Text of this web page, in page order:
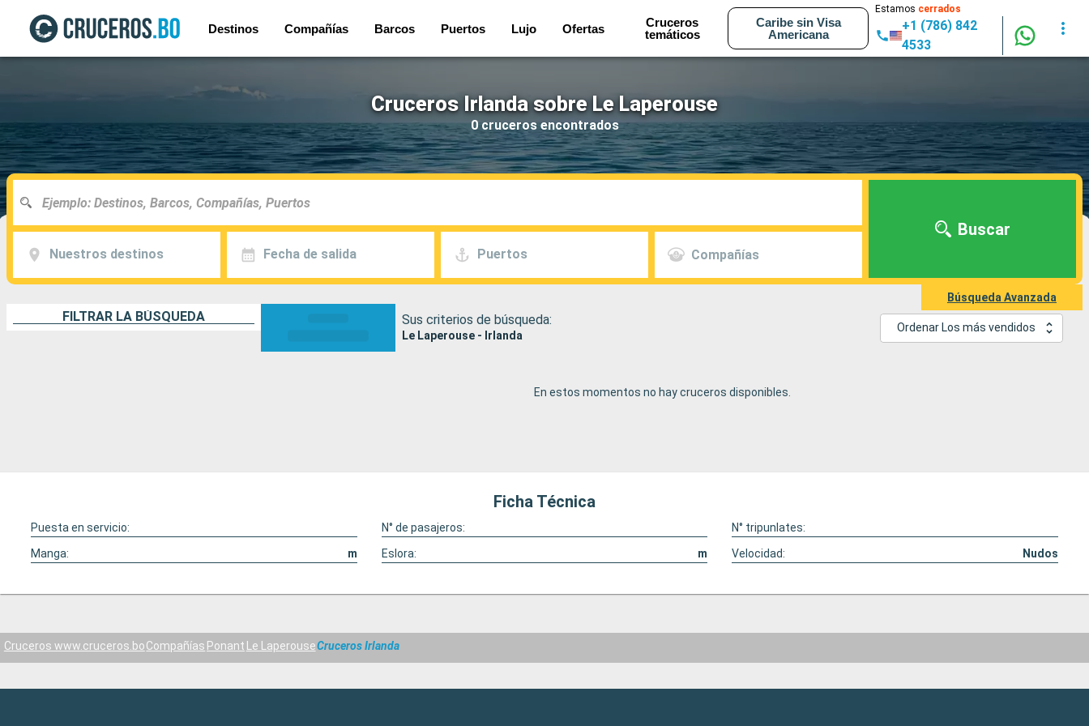
Destinos Compañías Barcos Puertos Lujo Ofertas
Cruceros
temáticos
Caribe sin Visa
Americana
Estamos cerrados
+1 (786) 842
4533
Cruceros Irlanda sobre Le Laperouse
0 cruceros encontrados
Nuestros destinos Fecha de salida Puertos Compañías
Buscar
Búsqueda Avanzada
FILTRAR LA BÚSQUEDA Sus criterios de búsqueda:
Le Laperouse - Irlanda
Ordenar Los más vendidos
En estos momentos no hay cruceros disponibles.
Ficha Técnica
Puesta en servicio: N° de pasajeros:
N° tripunlates:
Manga:
m Eslora: m Velocidad: Nudos
Cruceros www.cruceros.boCompañías Ponant Le LaperouseCruceros Irlanda